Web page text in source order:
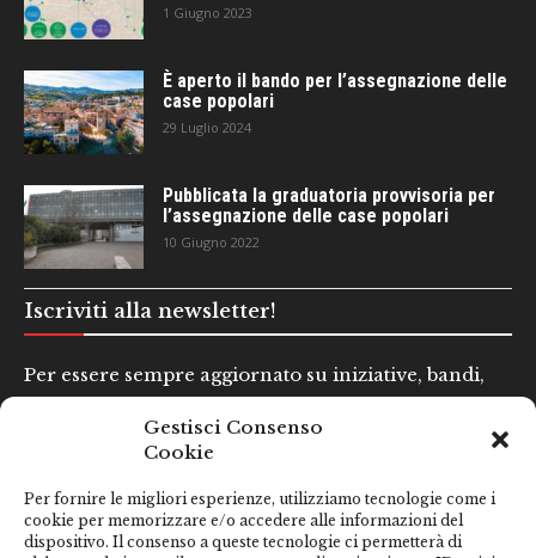
Gestisci Consenso
Cookie
Per fornire le migliori esperienze, utilizziamo tecnologie come i
cookie per memorizzare e/o accedere alle informazioni del
dispositivo. Il consenso a queste tecnologie ci permetterà di
1 Giugno 2023
È aperto il bando per l’assegnazione delle
case popolari
29 Luglio 2024
Pubblicata la graduatoria provvisoria per
l’assegnazione delle case popolari
10 Giugno 2022
Iscriviti alla newsletter!
Per essere sempre aggiornato su iniziative, bandi,
Email*